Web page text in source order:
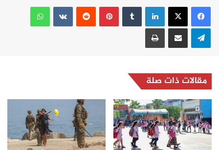
لينكدإن بينتيريست
واتساب
تيلقرام مشاركة عبر البريد طباعة
مقالات ذات صلة